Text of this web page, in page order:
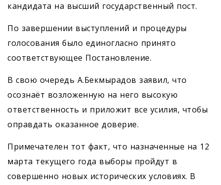
кандидата на высший государственный пост.
По завершении выступлений и процедуры
голосования было единогласно принято
соответствующее Постановление.
В свою очередь А.Бекмырадов заявил, что
осознаёт возложенную на него высокую
ответственность и приложит все усилия, чтобы
оправдать оказанное доверие.
Примечателен тот факт, что назначенные на 12
марта текущего года выборы пройдут в
совершенно новых исторических условиях. В